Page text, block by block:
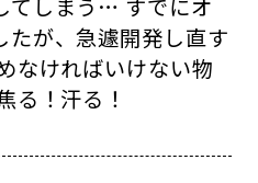
たが、急遽開発し直す
なければいけない物
る！汗る！